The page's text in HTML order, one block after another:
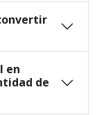
en
de